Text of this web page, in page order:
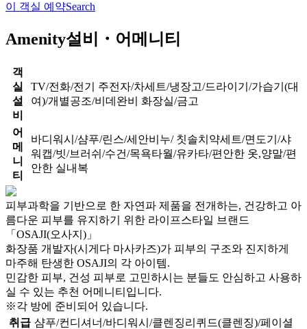
이 객실 예약Search
Amenity설비・어메니티
객
실
설
비
TV/전화/전기 주전자/차세트/냉장고/드라이기/가습기(대
여)/개별공조/비데완비 화장실/금고
어
메
니
티
바디워시/샴푸/린스/세안비누/ 칫솔치약세트/면도기/샤
워캡/빗/브러쉬/수건/목욕타월/유카타/편안한 옷,양말/편
안한 실내복
피부과학을 기반으로 한 자연파 제품을 전개하는, 건강하고 아
름다운 피부를 유지하기 위한 라이프스타일 브랜드
「OSAJI(오사지)」
화장품 개발자(시게다 마사카즈)가 피부의 구조와 진지하게
마주해 탄생한 OSAJI의 각 아이템.
민감한 피부, 건성 피부로 고민하시는 분들도 안심하고 사용하
실 수 있는 추천 어메니티입니다.
※각 방에 준비되어 있습니다.
취급 샴푸/컨디셔너/바디워시/클렌징리퀴드(클렌징)/페이셜